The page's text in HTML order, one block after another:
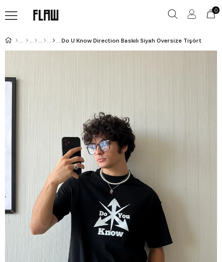
0
Do U Know Direction Baskılı Siyah Oversize Tişört